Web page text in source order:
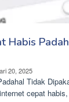
Habis
20, 2025
Tidak
cepat